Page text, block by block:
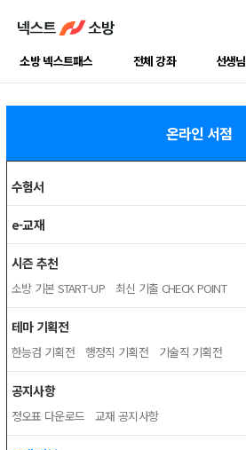
소방 넥스트패스 전체 강좌 선생님
온라인 서점
수험서
e-교재
시즌 추천
소방 기본 START-UP 최신 기출 CHECK POINT
테마 기획전
한능검 기획전 행정직 기획전 기술직 기획전
공지사항
정오표 다운로드 교재 공지사항